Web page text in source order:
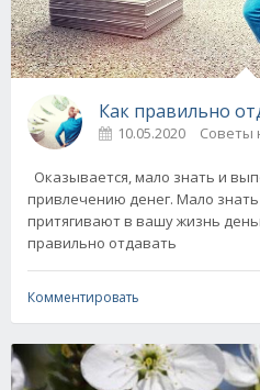
Как правильно
10.05.2020 Советы
Оказывается, мало знать и
привлечению денег. Мало
притягивают в вашу жизнь
правильно отдавать
Комментировать